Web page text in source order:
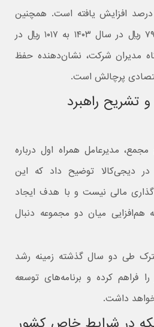
اصلی در سال گذشته ۲۸ درصد افزایش یافته است. همچنین
سود هر سهم (EPS) از ۷۹۶ ریال در سال ۱۴۰۳ به ۱۰۱۷ ریال در
از نگاه مدیران شرکت، نشان‌دهنده حفظ
پرچالش است.
تشریح راهبرد
مدیرعامل همراه اول درباره
در دیجی‌کالا توضیح داد که این
مالی نیست و با هدف ایجاد
هم‌افزایی میان دو مجموعه دنبال
طی دو سال گذشته زمینه رشد
فراهم کرده و برنامه‌های توسعه
داشت.